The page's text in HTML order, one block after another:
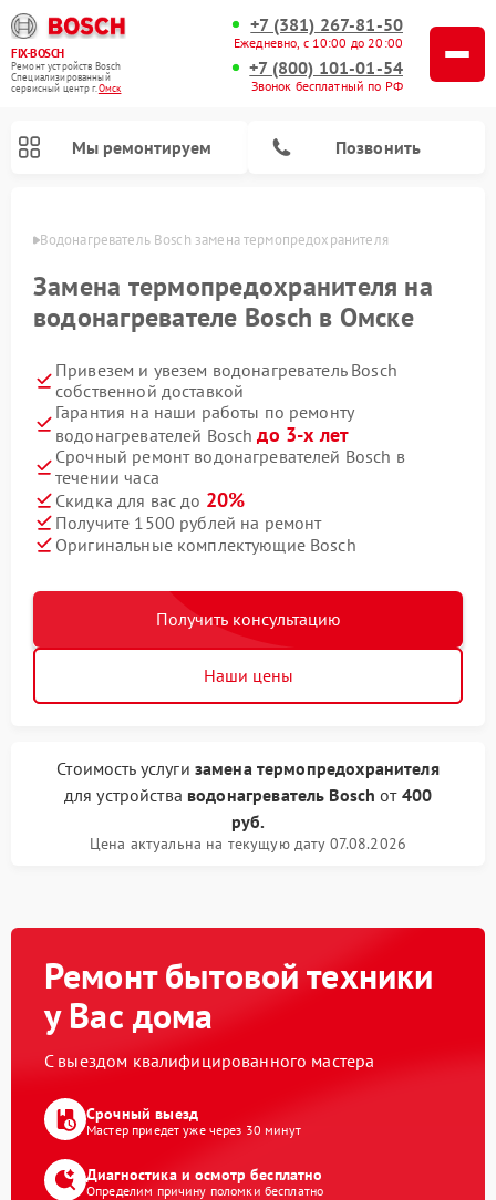
FIX-BOSCH
Ремонт устройств Bosch
Специализированный
cервисный центр г.Омск
+7 (381) 267-81-50
Ежедневно, с 10:00 до 20:00
+7 (800) 101-01-54
Звонок бесплатный по РФ
Мы ремонтируем Позвонить
Водонагреватель Bosch замена термопредохранителя
Замена термопредохранителя на
водонагревателе Bosch в Омске
Привезем и увезем водонагреватель Bosch
собственной доставкой
Гарантия на наши работы по ремонту
водонагревателей Boschдо 3-х лет
Срочный ремонт водонагревателей Bosch в
течении часа
Скидка для вас до 20%
Получите 1500 рублей на ремонт
Оригинальные комплектующие Bosch
Получить консультацию
Наши цены
Стоимость услуги замена термопредохранителя
для устройства водонагреватель Bosch от 400
руб.
Цена актуальна на текущую дату 07.08.2026
Ремонт бытовой техники
у Вас дома
С выездом квалифицированного мастера
Срочный выезд
Мастер приедет уже через 30 минут
Диагностика и осмотр бесплатно
Определим причину поломки бесплатно